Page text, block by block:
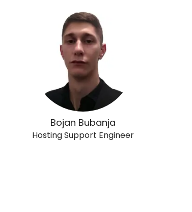
Bojan Bubanja
Hosting Support Engineer